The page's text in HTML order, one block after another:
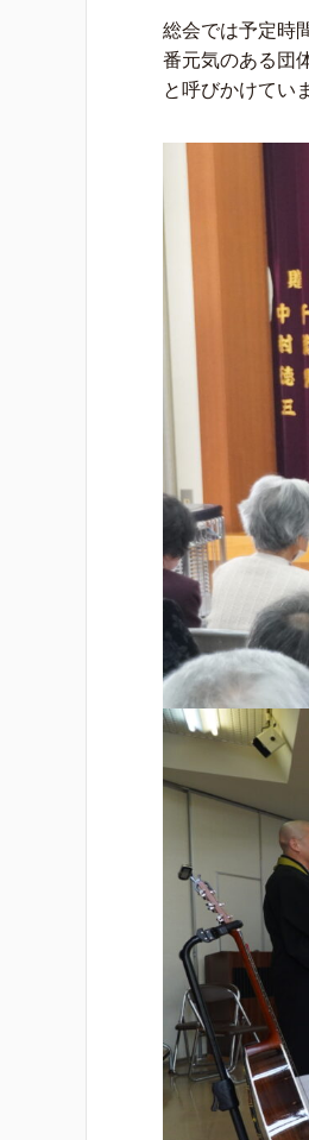
総会では予定時
番元気のある団
と呼びかけてい